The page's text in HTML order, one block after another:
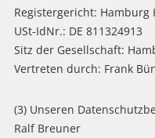
Registergericht: Hamburg
USt-IdNr.: DE 811324913
Sitz der Gesellschaft:
Vertreten durch: Frank
(3) Unseren
Ralf Breuner